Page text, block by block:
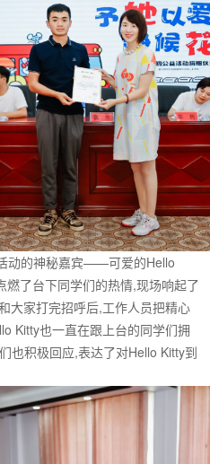
动的神秘嘉宾——可爱的Hello
了台下同学们的热情,现场响起了
大家打完招呼后,工作人员把精心
Kitty也一直在跟上台的同学们拥
也积极回应,表达了对Hello Kitty到